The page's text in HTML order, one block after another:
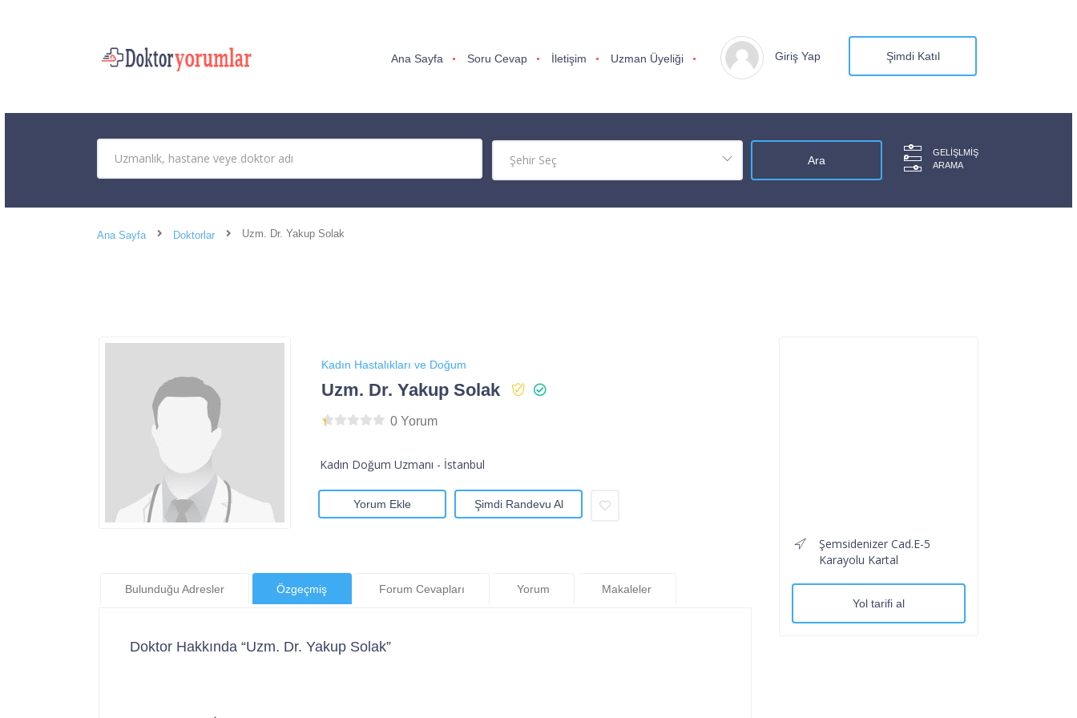
Ana Sayfa Soru Cevap İletişim Uzman Üyeliği Giriş Yap Şimdi Katıl
GELIŞLMIŞ
ARAMA
Ana Sayfa Doktorlar Uzm. Dr. Yakup Solak
Kadın Hastalıkları ve Doğum
Uzm. Dr. Yakup Solak
0 Yorum
Kadın Doğum Uzmanı - İstanbul
Yorum Ekle Şimdi Randevu Al
Bulunduğu Adresler Özgeçmiş Forum Cevapları Yorum Makaleler
Doktor Hakkında “Uzm. Dr. Yakup Solak”
Şemsidenizer Cad.E-5
Karayolu Kartal
Yol tarifi al